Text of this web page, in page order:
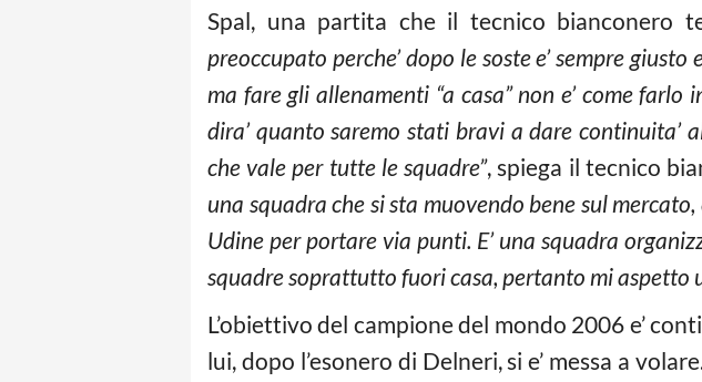
Spal, una partita che il tecnico bianconero
preoccupato perche’ dopo le soste e’ sempre
ma fare gli allenamenti “a casa” non e’ come
dira’ quanto saremo stati bravi a dare continuita’
che vale per tutte le squadre”, spiega il tecnico
una squadra che si sta muovendo bene sul
Udine per portare via punti. E’ una squadra
squadre soprattutto fuori casa, pertanto mi aspetto
L’obiettivo del campione del mondo 2006 e’
lui, dopo l’esonero di Delneri, si e’ messa a